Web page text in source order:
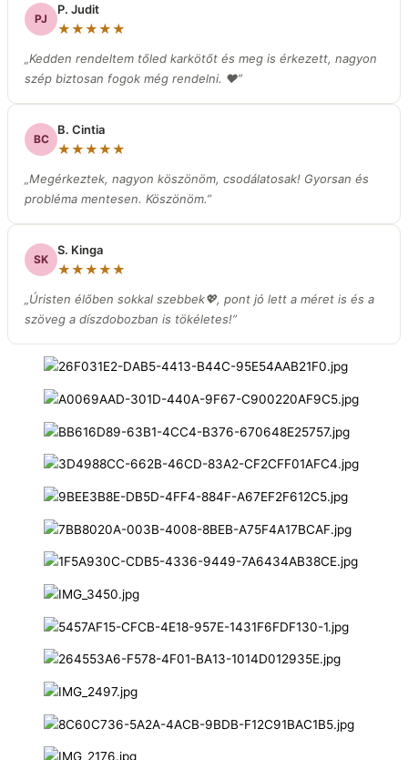
PJ
P. Judit
★★★★★
„Kedden rendeltem tőled karkötőt és meg is érkezett, nagyon
szép biztosan fogok még rendelni. ❤️”
BC
B. Cintia
★★★★★
„Megérkeztek, nagyon köszönöm, csodálatosak! Gyorsan és
probléma mentesen. Köszönöm.”
SK
S. Kinga
★★★★★
„Úristen élőben sokkal szebbek💖, pont jó lett a méret is és a
szöveg a díszdobozban is tökéletes!”